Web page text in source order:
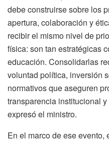
debe construirse sobre los
apertura, colaboración y
recibir el mismo nivel de
física: son tan estratégicas
educación. Consolidarlas
voluntad política, inversión
normativos que aseguren
transparencia institucional
expresó el ministro.
En el marco de ese